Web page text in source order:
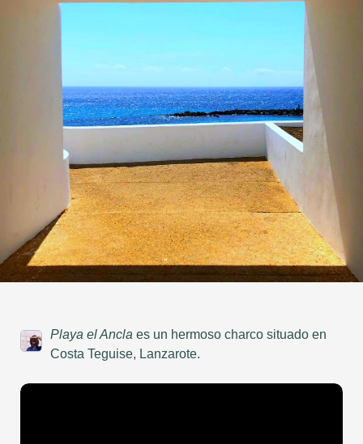
Playa el Ancla es un hermoso charco situado en
Costa Teguise, Lanzarote.